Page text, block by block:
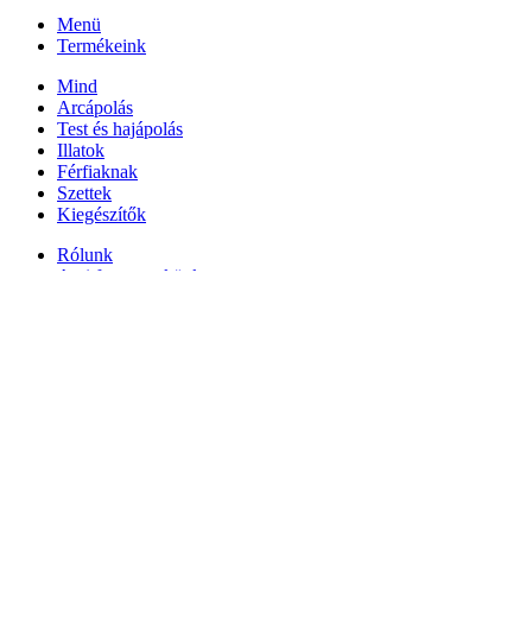
Menü
Termékeink
Mind
Arcápolás
Test és hajápolás
Illatok
Férfiaknak
Szettek
Kiegészítők
Rólunk
Ami fontos nekünk